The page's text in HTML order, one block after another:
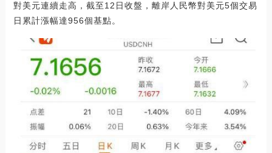
對美元連續走高，截至12日收盤，離岸人民幣對美元5個交易
日累計漲幅達956個基點。